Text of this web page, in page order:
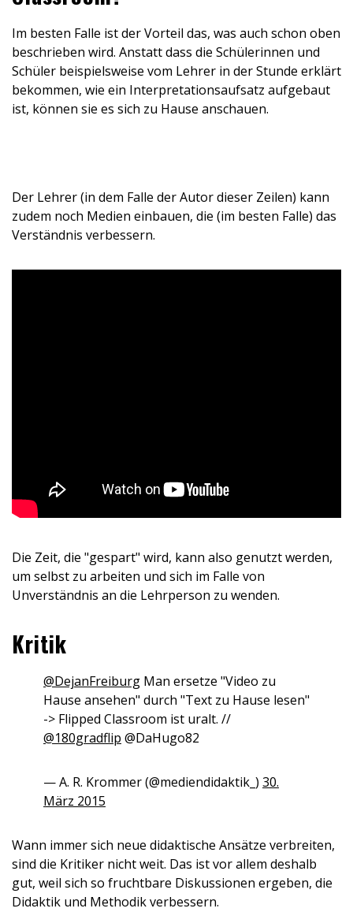
Im besten Falle ist der Vorteil das, was auch schon oben
beschrieben wird. Anstatt dass die Schülerinnen und
Schüler beispielsweise vom Lehrer in der Stunde erklärt
bekommen, wie ein Interpretationsaufsatz aufgebaut
ist, können sie es sich zu Hause anschauen.
Der Lehrer (in dem Falle der Autor dieser Zeilen) kann
zudem noch Medien einbauen, die (im besten Falle) das
Verständnis verbessern.
Die Zeit, die "gespart" wird, kann also genutzt werden,
um selbst zu arbeiten und sich im Falle von
Unverständnis an die Lehrperson zu wenden.
Kritik
@DejanFreiburg Man ersetze "Video zu
Hause ansehen" durch "Text zu Hause lesen"
-> Flipped Classroom ist uralt. //
@180gradflip @DaHugo82
— A. R. Krommer (@mediendidaktik_) 30.
März 2015
Wann immer sich neue didaktische Ansätze verbreiten,
sind die Kritiker nicht weit. Das ist vor allem deshalb
gut, weil sich so fruchtbare Diskussionen ergeben, die
Didaktik und Methodik verbessern.